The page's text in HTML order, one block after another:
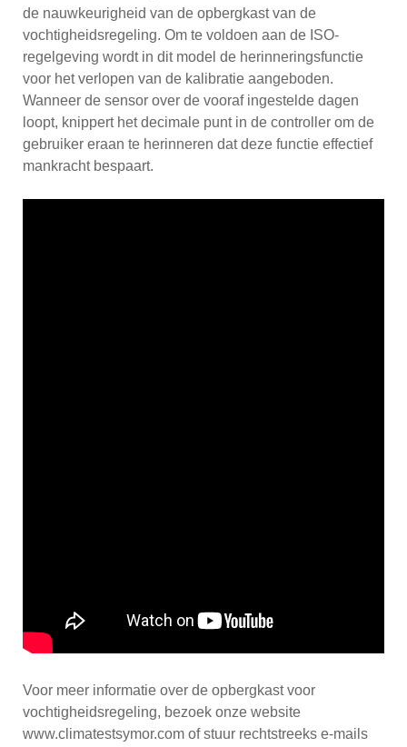
de nauwkeurigheid van de opbergkast van de
vochtigheidsregeling. Om te voldoen aan de ISO-
regelgeving wordt in dit model de herinneringsfunctie
voor het verlopen van de kalibratie aangeboden.
Wanneer de sensor over de vooraf ingestelde dagen
loopt, knippert het decimale punt in de controller om de
gebruiker eraan te herinneren dat deze functie effectief
mankracht bespaart.
Voor meer informatie over de opbergkast voor
vochtigheidsregeling, bezoek onze website
www.climatestsymor.com of stuur rechtstreeks e-mails